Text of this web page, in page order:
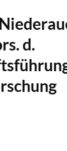
d.